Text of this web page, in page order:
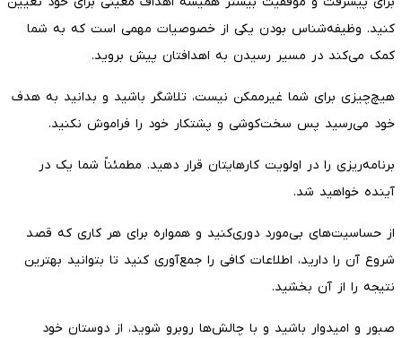
کنید. وظیفه‌شناس بودن یکی از خصوصیات مهمی است که به شما
کمک می‌کند در مسیر رسیدن به اهدافتان پیش بروید.
هیچ‌چیزی برای شما غیرممکن نیست، تلاشگر باشید و بدانید به هدف
خود می‌رسید پس سخت‌کوشی و پشتکار خود را فراموش نکنید.
برنامه‌ریزی را در اولویت کارهایتان قرار دهید. مطمئناً شما یک در
آینده خواهید شد.
از حساسیت‌های بی‌مورد دوری‌کنید و همواره برای هر کاری که قصد
شروع آن را دارید، اطلاعات کافی را جمع‌آوری کنید تا بتوانید بهترین
نتیجه را از آن بخشید.
صبور و امیدوار باشید و با چالش‌ها روبرو شوید، از دوستان خود